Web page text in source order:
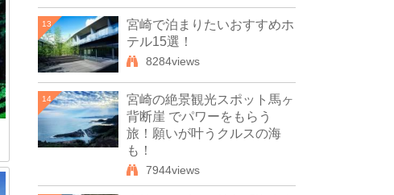
13
宮崎で泊まりたいおすすめホ
テル15選！
8284views
14
宮崎の絶景観光スポット馬ヶ
背断崖 でパワーをもらう
旅！願いが叶うクルスの海
も！
7944views